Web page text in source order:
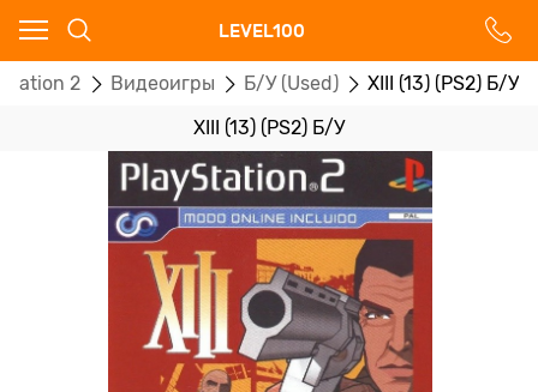
LEVEL100
2 Видеоигры Б/У (Used) XIII (13) (PS2) Б/У
XIII (13) (PS2) Б/У
Ваш город - Москва,
угадали?
ДА НЕТ